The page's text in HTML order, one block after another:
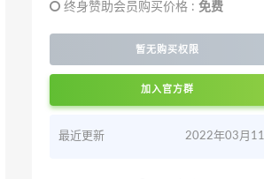
终身赞助会员购买价格 : 免费
暂无购买权限
加入官方群
最近更新 2022年03月11